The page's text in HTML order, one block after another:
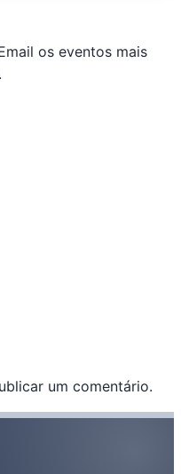
os eventos mais
um comentário.